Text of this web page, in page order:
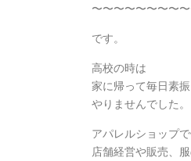
〜〜〜〜〜〜〜〜
です。
高校の時は
家に帰って毎日素
やりませんでした。
アパレルショップで
店舗経営や販売、